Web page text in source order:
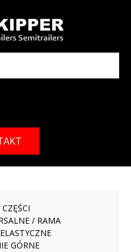
CZĘŚCI
/ RAMA
GÓRNE